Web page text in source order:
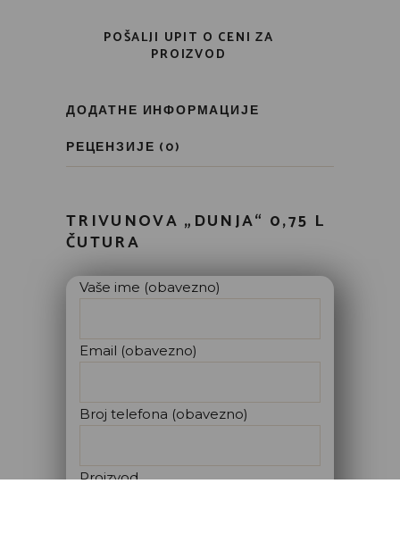
POŠALJI UPIT O CENI ZA
PROIZVOD
ДОДАТНЕ ИНФОРМАЦИЈЕ
РЕЦЕНЗИЈЕ (0)
TRIVUNOVA „DUNJA“ 0,75 L
ČUTURA
Vaše ime (obavezno)
Email (obavezno)
Broj telefona (obavezno)
Proizvod